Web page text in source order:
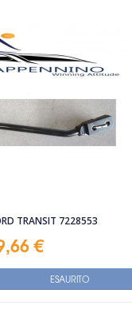
TRANSIT 7228553
€
ESAURITO